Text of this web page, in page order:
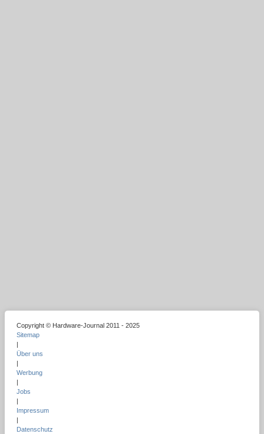
Copyright © Hardware-Journal 2011 - 2025
Sitemap
|
Über uns
|
Werbung
|
Jobs
|
Impressum
|
Datenschutz